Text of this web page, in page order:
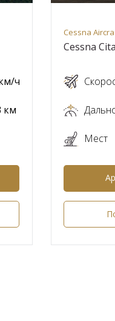
ч
км
Cessna
Cessna
Мест